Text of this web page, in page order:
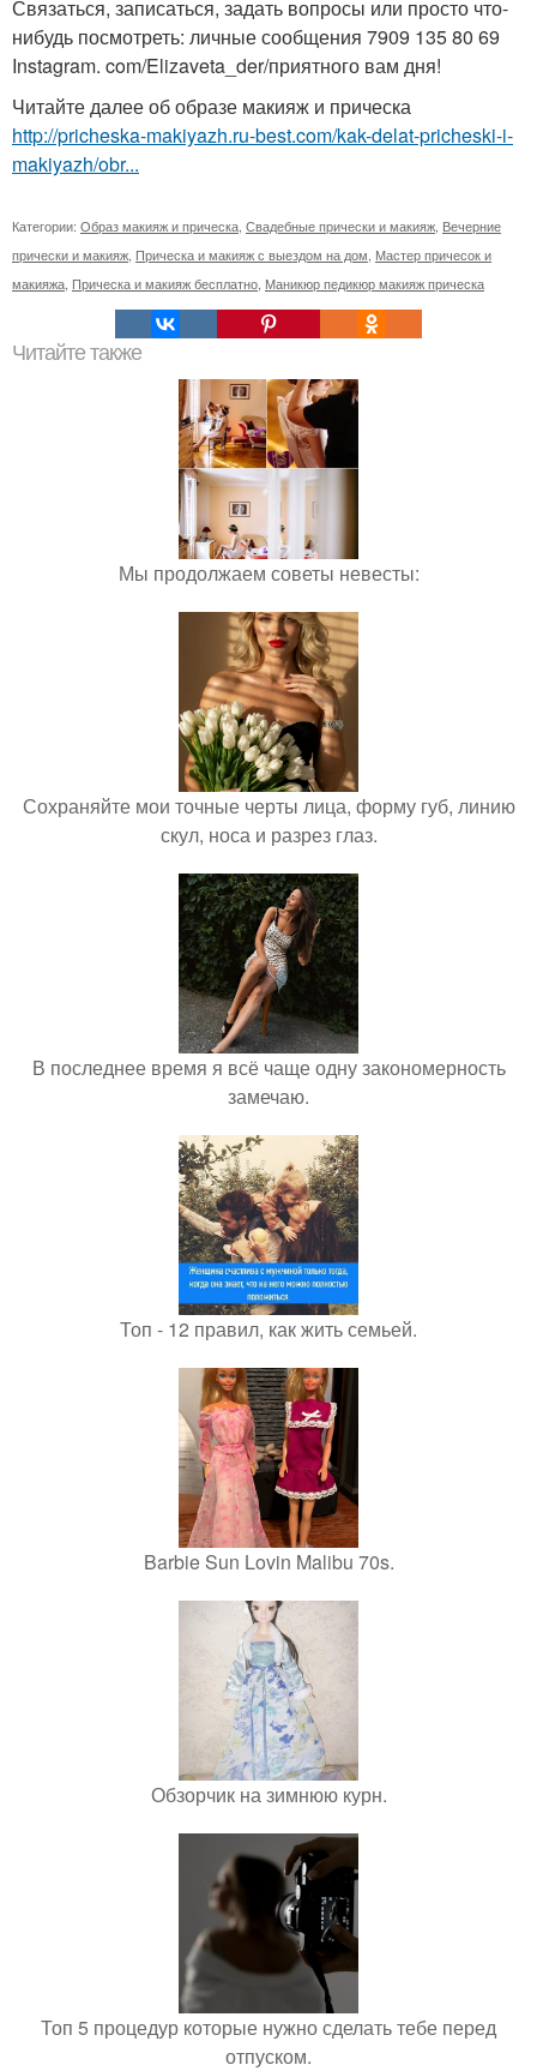
Связаться, записаться, задать вопросы или просто что-
нибудь посмотреть: личные сообщения 7909 135 80 69
Instagram. com/Elizaveta_der/приятного вам дня!
Читайте далее об образе макияж и прическа
http://pricheska-makiyazh.ru-best.com/kak-delat-pricheski-i-
makiyazh/obr...
Категории: Образ макияж и прическа Свадебные прически и макияж Вечерние
прически и макияж Прическа и макияж с выездом на дом Мастер причесок и
макияжа Прическа и макияж бесплатно Маникюр педикюр макияж прическа
Читайте также
Мы продолжаем советы невесты:
Сохраняйте мои точные черты лица, форму губ, линию
скул, носа и разрез глаз.
В последнее время я всё чаще одну закономерность
замечаю.
Топ - 12 правил, как жить семьей.
Barbie Sun Lovin Malibu 70s.
Обзорчик на зимнюю курн.
Топ 5 процедур которые нужно сделать тебе перед
отпуском.